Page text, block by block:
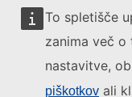
To spletišče
zanima več o
nastavitve,
piškotkov ali
Družbeni